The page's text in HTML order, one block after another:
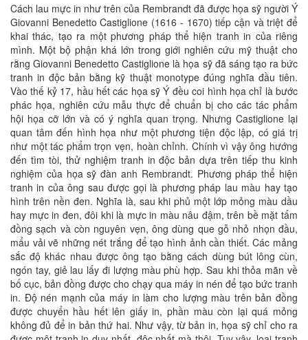
Cách lau mực in như trên của Rembrandt đã được họa sỹ người Ý
Giovanni Benedetto Castiglione (1616 - 1670) tiếp cận và triệt để
khai thác, tạo ra một phương pháp thể hiện tranh in của riêng
mình. Một bộ phận khá lớn trong giới nghiên cứu mỹ thuật cho
rằng Giovanni Benedetto Castiglione là họa sỹ đã sáng tạo ra bức
tranh in độc bản bằng kỹ thuật monotype đúng nghĩa đầu tiên.
Vào thế kỷ 17, hầu hết các họa sỹ Ý đều coi hình họa chỉ là bước
phác họa, nghiên cứu mẫu thực để chuẩn bị cho các tác phẩm
hội họa cỡ lớn và có ý nghĩa quan trọng. Nhưng Castiglione lại
quan tâm đến hình họa như một phương tiện độc lập, có giá trị
như một tác phẩm trọn vẹn, hoàn chỉnh. Chính vì vậy ông hướng
đến tìm tòi, thử nghiệm tranh in độc bản dựa trên tiếp thu kinh
nghiệm của họa sỹ đàn anh Rembrandt. Phương pháp thể hiện
tranh in của ông sau được gọi là phương pháp lau màu hay tạo
hình trên nền đen. Nghĩa là, sau khi phủ một lớp mỏng màu dầu
hay mực in đen, đôi khi là mực in màu nâu đậm, trên bề mặt tấm
đồng sạch và còn nguyên vẹn, ông dùng que gỗ nhỏ nhọn đầu,
mẩu vải vẽ những nét trắng để tạo hình ảnh cần thiết. Các mảng
sắc độ khác nhau được ông tạo bằng cách dùng bút lông cùn,
ngón tay, giẻ lau lấy đi lượng màu phù hợp. Sau khi thỏa mãn về
bố cục, bản đồng được cho chạy qua máy in nén để tạo bức tranh
in. Độ nén mạnh của máy in làm cho lượng màu trên bản đồng
được chuyển hầu hết lên giấy in, phần màu còn lại quá mỏng
không đủ để in bản thứ hai. Như vậy, từ bản in, họa sỹ chỉ cho ra